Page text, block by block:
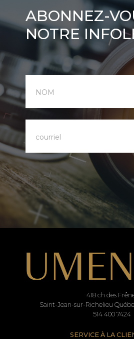
Abonnez-
vous
à
notre
infolettre
ABONNEZ-
NOTRE
418 ch des
Saint-Jean-sur-Richelieu
514 400 7424
SERVICE À LA